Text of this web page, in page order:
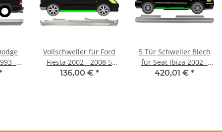
-
Vollschweller für Ford
Fiesta 2002 - 2008 5
Türer rechts
136,00 € *
5 Tür Schweller Blech
für Seat Ibiza 2002 -
2008 rechts
420,01 € *